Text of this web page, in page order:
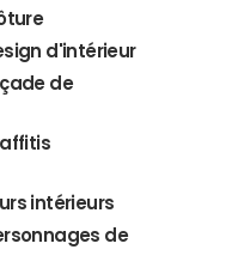
d'intérieur
de
intérieurs
de